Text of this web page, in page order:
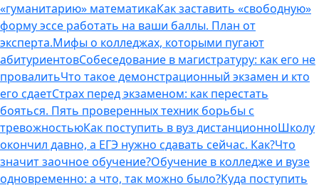
«гуманитарию» математикаКак заставить «свободную»
форму эссе работать на ваши баллы. План от
эксперта.Мифы о колледжах, которыми пугают
абитуриентовСобеседование в магистратуру: как его не
провалитьЧто такое демонстрационный экзамен и кто
его сдаетСтрах перед экзаменом: как перестать
бояться. Пять проверенных техник борьбы с
тревожностьюКак поступить в вуз дистанционноШколу
окончил давно, а ЕГЭ нужно сдавать сейчас. Как?Что
значит заочное обучение?Обучение в колледже и вузе
одновременно: а что, так можно было?Куда поступить